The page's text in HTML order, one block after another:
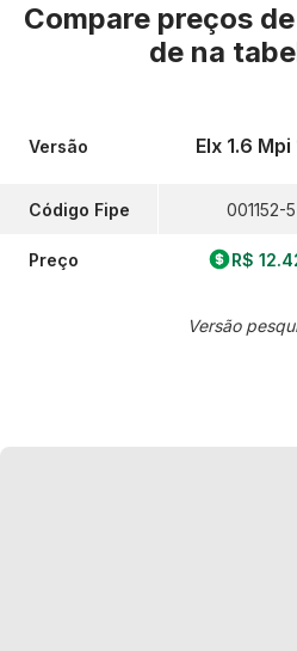
Compare preços
de na
Versão
Código Fipe
Preço
Elx 1.6 Mpi
001152-5
R$
Versão